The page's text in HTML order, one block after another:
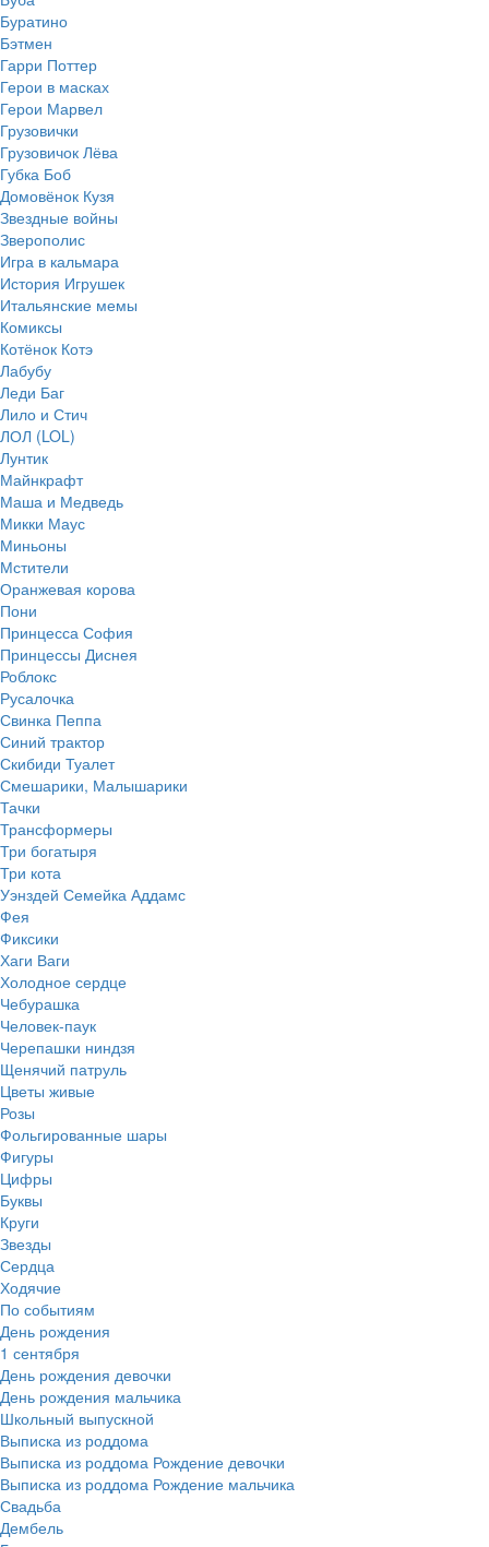
Буратино
Бэтмен
Гарри Поттер
Герои в масках
Герои Марвел
Грузовички
Грузовичок Лёва
Губка Боб
Домовёнок Кузя
Звездные войны
Зверополис
Игра в кальмара
История Игрушек
Итальянские мемы
Комиксы
Котёнок Котэ
Лабубу
Леди Баг
Лило и Стич
ЛОЛ (LOL)
Лунтик
Майнкрафт
Маша и Медведь
Микки Маус
Миньоны
Мстители
Оранжевая корова
Пони
Принцесса София
Принцессы Диснея
Роблокс
Русалочка
Свинка Пеппа
Синий трактор
Скибиди Туалет
Смешарики, Малышарики
Тачки
Трансформеры
Три богатыря
Три кота
Уэнздей Семейка Аддамс
Фея
Фиксики
Хаги Ваги
Холодное сердце
Чебурашка
Человек-паук
Черепашки ниндзя
Щенячий патруль
Цветы живые
Розы
Фольгированные шары
Фигуры
Цифры
Буквы
Круги
Звезды
Сердца
Ходячие
По событиям
День рождения
1 сентября
День рождения девочки
День рождения мальчика
Школьный выпускной
Выписка из роддома
Выписка из роддома Рождение девочки
Выписка из роддома Рождение мальчика
Свадьба
Дембель